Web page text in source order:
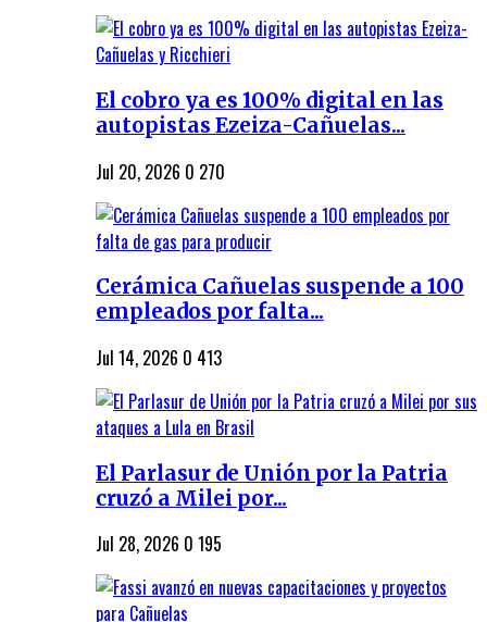
El cobro ya es 100% digital en las
autopistas Ezeiza-Cañuelas...
Jul 20, 2026 0 270
Cerámica Cañuelas suspende a 100
empleados por falta...
Jul 14, 2026 0 413
El Parlasur de Unión por la Patria
cruzó a Milei por...
Jul 28, 2026 0 195